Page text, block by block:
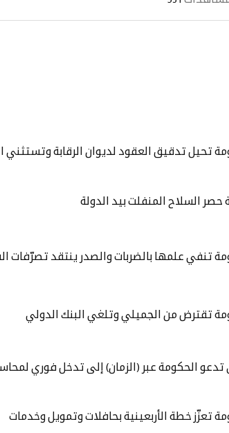
تحيل تدقيق العقود لديوان الرقابة وتستثني
حصر السلاح المنفلت بيد الدولة
تنفي علمها بالضربات والصدر ينتقد تصرّفات
تقترض من الجميلي وتلغي البنك الدولي
تدعو الحكومة عبر (الزمان) إلى تدخل فوري
تعزّز خطة الأربعينية بحافلات وتمويل وخدمات